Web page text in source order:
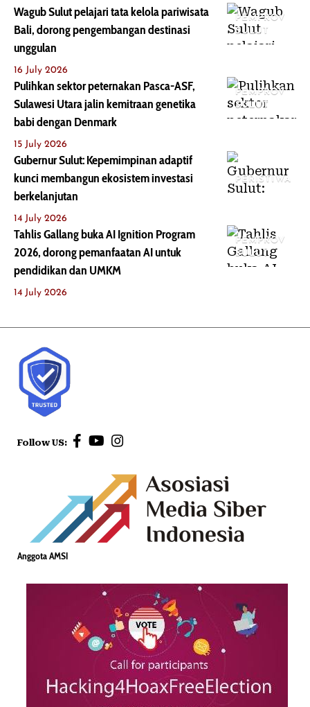
PEMPROV
SULUT
Wagub Sulut pelajari tata kelola pariwisata
Bali, dorong pengembangan destinasi
unggulan
16 July 2026
PEMPROV
SULUT
Pulihkan sektor peternakan Pasca-ASF,
Sulawesi Utara jalin kemitraan genetika
babi dengan Denmark
15 July 2026
PERISTIWA
Gubernur Sulut: Kepemimpinan adaptif
kunci membangun ekosistem investasi
berkelanjutan
14 July 2026
PEMPROV
SULUT
Tahlis Gallang buka AI Ignition Program
2026, dorong pemanfaatan AI untuk
pendidikan dan UMKM
14 July 2026
Follow US:
Anggota AMSI